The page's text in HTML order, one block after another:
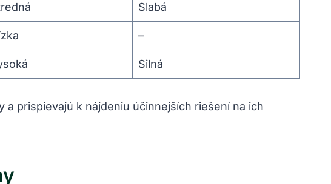
Slabá
–
Silná
prispievajú k nájdeniu účinnejších riešení na ich